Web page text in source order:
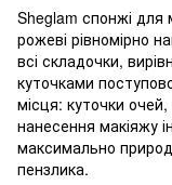
Sheglam спонжі для
рожеві рівномірно
всі складочки,
куточками
місця: куточки
нанесення макіяжу
максимально
пензлика.